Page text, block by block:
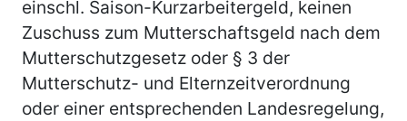
einschl. Saison-Kurzarbeitergeld, keinen
Zuschuss zum Mutterschaftsgeld nach dem
Mutterschutzgesetz oder § 3 der
Mutterschutz- und Elternzeitverordnung
oder einer entsprechenden Landesregelung,